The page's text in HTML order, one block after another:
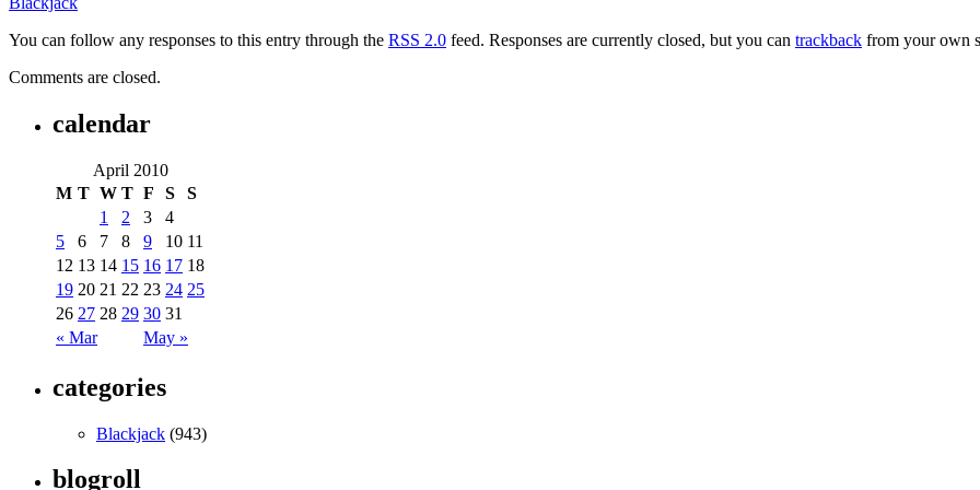
You can follow any responses to this entry through the RSS 2.0 feed. Responses are currently closed, but you can trackback from your own
Comments are closed.
calendar
April 2010
M T W T F S S
« Mar May »
1 2 3
4
5
6 7 8 9 10 11
12 13 14 15 16 17 18
19 20 21 22 23 24 25
26 27 28 29 30 31
categories
Blackjack (943)
blogroll